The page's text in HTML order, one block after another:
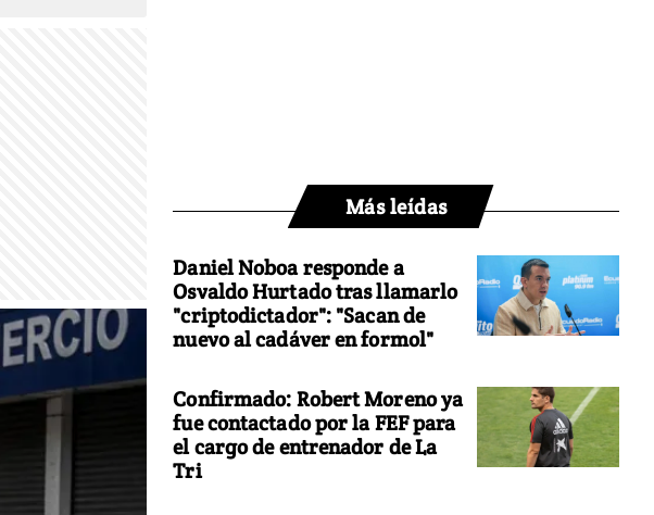
Más leídas
Daniel Noboa responde a
Osvaldo Hurtado tras llamarlo
"criptodictador": "Sacan de
nuevo al cadáver en formol"
Confirmado: Robert Moreno ya
fue contactado por la FEF para
el cargo de entrenador de La
Tri